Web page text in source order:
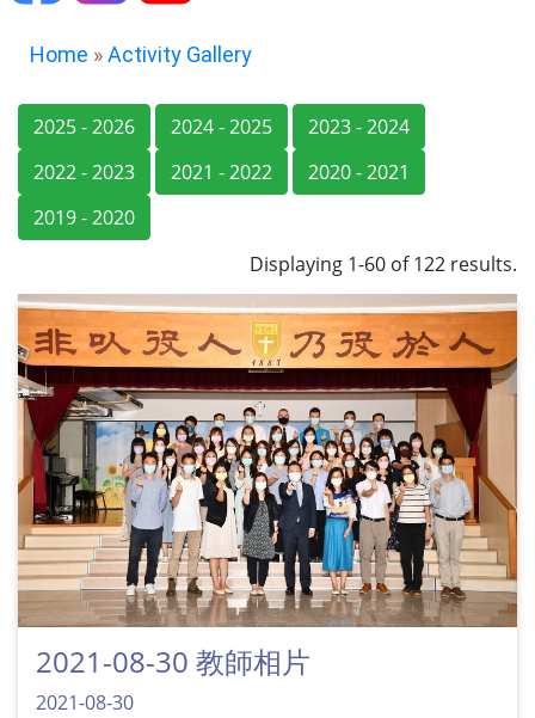
Home »Activity Gallery
2025 - 2026 2024 - 2025
2023 - 2024
2022 - 2023
2021 - 2022
2020 - 2021
2019 - 2020
Displaying 1-60 of 122 results.
2021-08-30 教師相片
2021-08-30